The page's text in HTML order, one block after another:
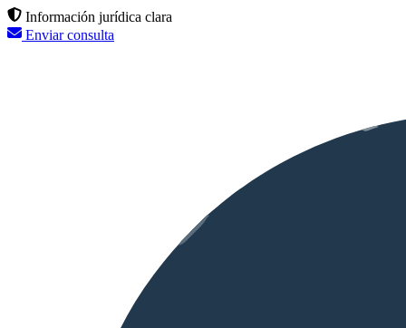
Información jurídica clara
Enviar consulta